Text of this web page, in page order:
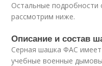
Остальные подробности
рассмотрим ниже.
Описание и состав
Серная шашка ФАС
учебные военные